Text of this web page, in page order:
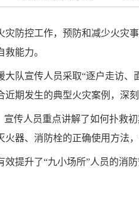
灾防控工作，预防和减少火灾
能力。
大队宣传人员采取“逐户走访
期发生的典型火灾案例，深
宣传人员重点讲解了如何扑救
器、消防栓的正确使用方法
提升了“九小场所”人员的消